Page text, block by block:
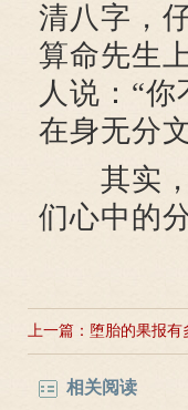
清八字，
算命先生
人说：“
在身无分
其实，
们心中的
上一篇： 堕胎的果报有
相关阅读